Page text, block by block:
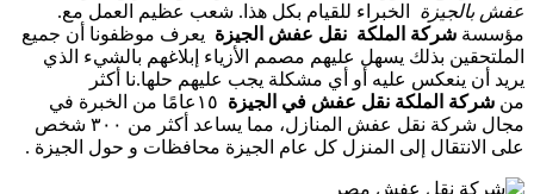
عفش بالجيزة
الخبراء للقيام بكل هذا. شعب عظيم العمل مع.
مؤسسة شركة الملكة نقل عفش الجيزة يعرف موظفونا أن جميع
الملتحقين بذلك يسهل عليهم مصمم الأزياء إبلاغهم بالشيء الذي
يريد أن ينعكس عليه أو أي مشكلة يجب عليهم حلها.نا أكثر
من شركة الملكة نقل عفش في الجيزة
١٥عامًا من الخبرة في
مجال شركة نقل عفش المنازل، مما يساعد أكثر من ٣٠٠ شخص
على الانتقال إلى المنزل كل عام الجيزة محافظات و حول الجيزة .